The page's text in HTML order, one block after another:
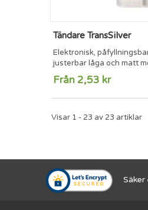
Tändare TransSilver
Elektronisk,
justerbar låga och matt
vare det transparenta
se om den behöver
Från 2,53 kr
Visar 1 - 23 av 23 artiklar